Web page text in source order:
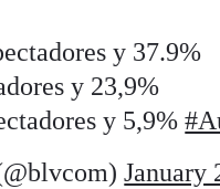
y 37.9%
y 23,9%
y 5,9%
January